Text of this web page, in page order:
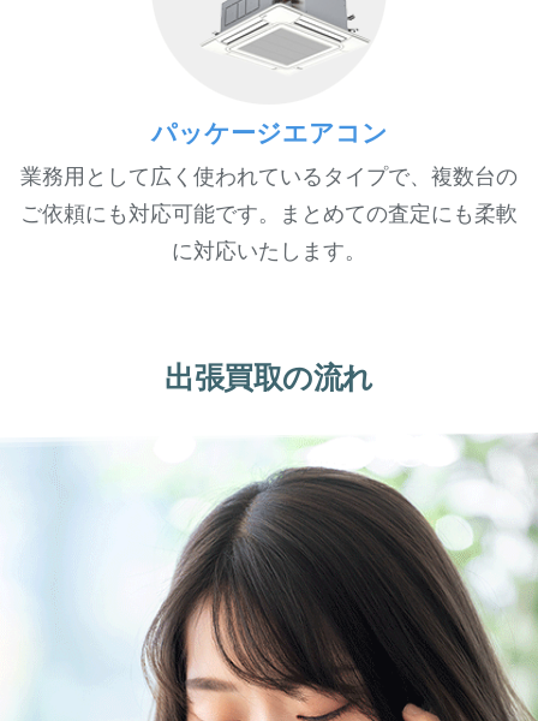
パッケージエアコン
業務用として広く使われているタイプで、複数台の
ご依頼にも対応可能です。まとめての査定にも柔軟
に対応いたします。
出張買取の流れ